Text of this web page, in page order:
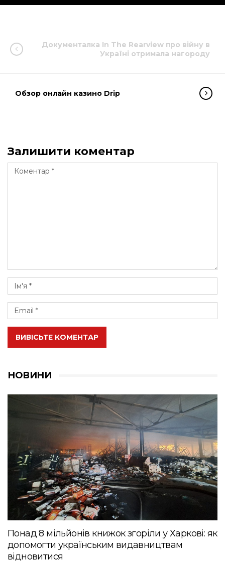
Документалка In The Rearview про війну в
Україні отримала нагороду
Обзор онлайн казино Drip
Залишити коментар
ВИВІСЬТЕ КОМЕНТАР
НОВИНИ
Понад 8 мільйонів книжок згоріли у Харкові: як
допомогти українським видавництвам
відновитися